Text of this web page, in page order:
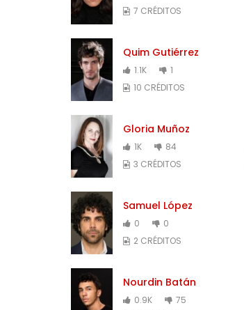
7 CRÉDITOS
Quim Gutiérrez
1.1K
1
10 CRÉDITOS
Gloria Muñoz
1K
84
3 CRÉDITOS
Samuel López
0
0
2 CRÉDITOS
Nourdin Batán
0.9K
75